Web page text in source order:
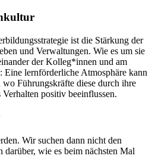
ist die Stärkung der
und Verwaltungen. Wie es um sie
der Kolleg*innen und am
Eine lernförderliche Atmosphäre kann
Führungskräfte diese durch ihre
positiv beeinflussen.
Wir suchen dann nicht den
darüber, wie es beim nächsten Mal